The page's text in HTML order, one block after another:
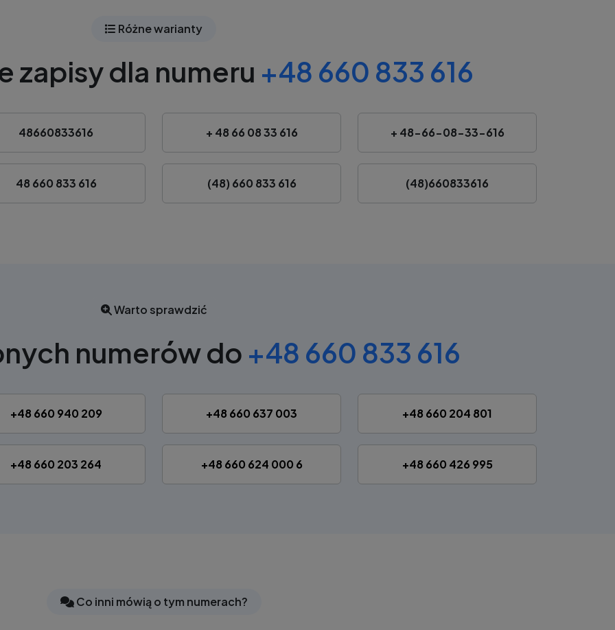
Różne warianty
zapisy dla numeru +48 660 833 616
48660833616 + 48 66 08 33 616 + 48-66-08-33-616
48 660 833 616 (48) 660 833 616 (48)660833616
Warto sprawdzić
numerów do +48 660 833 616
+48 660 940 209 +48 660 637 003 +48 660 204 801
+48 660 203 264 +48 660 624 000 6 +48 660 426 995
Co inni mówią o tym numerach?